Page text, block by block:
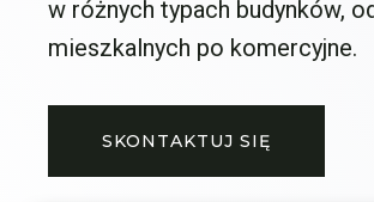
w różnych typach budynków,
mieszkalnych po komercyjne.
SKONTAKTUJ SIĘ